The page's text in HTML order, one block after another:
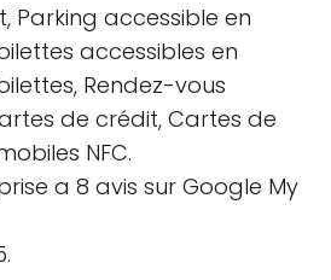
Parking accessible en
accessibles en
Rendez-vous
de crédit, Cartes de
NFC.
a 8 avis sur Google My